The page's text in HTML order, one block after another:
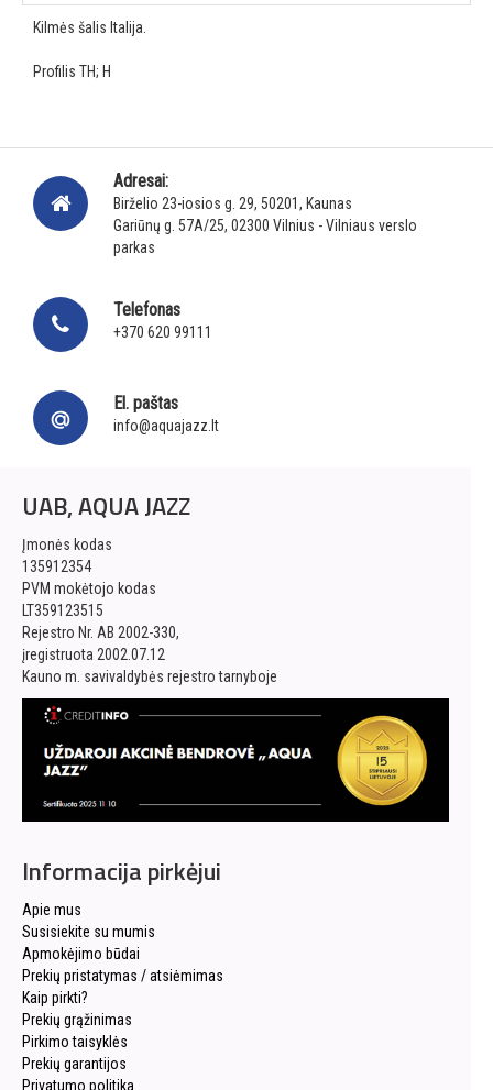
Kilmės šalis Italija.
Profilis TH; H
Adresai:
Birželio 23-iosios g. 29, 50201, Kaunas
Gariūnų g. 57A/25, 02300 Vilnius - Vilniaus verslo
parkas
Telefonas
+370 620 99111
El. paštas
info@aquajazz.lt
UAB, AQUA JAZZ
Įmonės kodas
135912354
PVM mokėtojo kodas
LT359123515
Rejestro Nr. AB 2002-330,
įregistruota 2002.07.12
Kauno m. savivaldybės rejestro tarnyboje
Informacija pirkėjui
Apie mus
Susisiekite su mumis
Apmokėjimo būdai
Prekių pristatymas / atsiėmimas
Kaip pirkti?
Prekių grąžinimas
Pirkimo taisyklės
Prekių garantijos
Privatumo politika